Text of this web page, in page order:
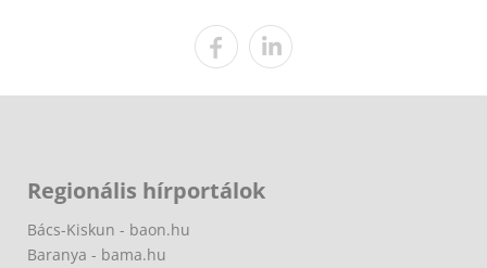
Regionális hírportálok
Bács-Kiskun - baon.hu
Baranya - bama.hu